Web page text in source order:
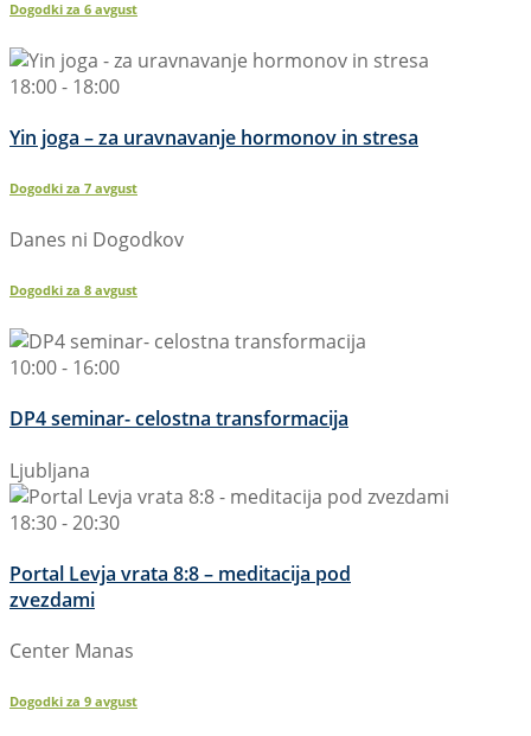
Dogodki za 6 avgust
18:00 - 18:00
Yin joga – za uravnavanje hormonov in stresa
Dogodki za 7 avgust
Danes ni Dogodkov
Dogodki za 8 avgust
10:00 - 16:00
DP4 seminar- celostna transformacija
Ljubljana
18:30 - 20:30
Portal Levja vrata 8:8 – meditacija pod
zvezdami
Center Manas
Dogodki za 9 avgust